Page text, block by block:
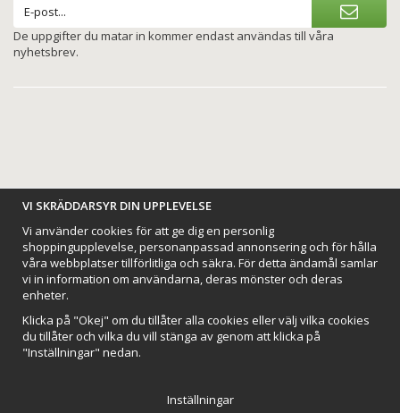
De uppgifter du matar in kommer endast användas till våra
nyhetsbrev.
BETALNINGSALTERNATIV
VI SKICKAR MED
VI SKRÄDDARSYR DIN UPPLEVELSE
Vi använder cookies för att ge dig en personlig
shoppingupplevelse, personanpassad annonsering och för hålla
våra webbplatser tillförlitliga och säkra. För detta ändamål samlar
vi in information om användarna, deras mönster och deras
enheter.
Klicka på "Okej" om du tillåter alla cookies eller välj vilka cookies
du tillåter och vilka du vill stänga av genom att klicka på
"Inställningar" nedan.
Inställningar